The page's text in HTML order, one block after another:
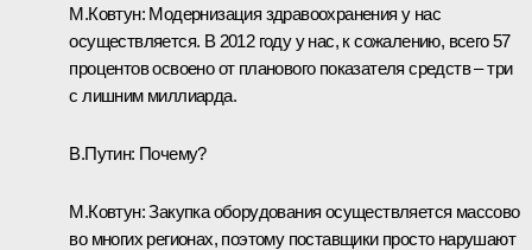
М.Ковтун: Модернизация здравоохранения у нас
осуществляется. В 2012 году у нас, к сожалению, всего 57
процентов освоено от планового показателя средств – три
с лишним миллиарда.
В.Путин: Почему?
М.Ковтун:Закупка оборудования осуществляется массово
во многих регионах, поэтому поставщики просто нарушают